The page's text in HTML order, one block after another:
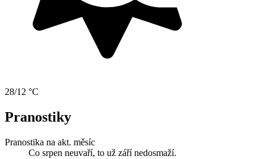
28/12 °C
Pranostiky
Pranostika na akt. měsíc
Co srpen neuvaří, to už září nedosmaží.